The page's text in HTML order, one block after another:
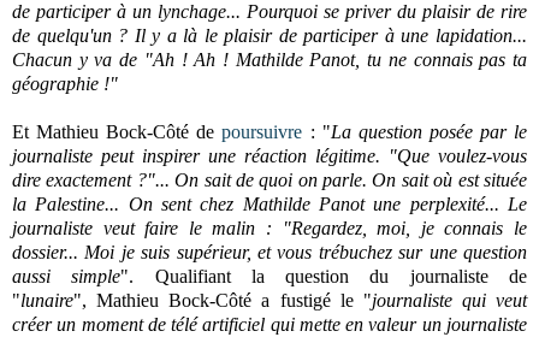
de participer à un lynchage... Pourquoi se priver du plaisir de rire
de quelqu'un ? Il y a là le plaisir de participer à une lapidation...
Chacun y va de "Ah ! Ah ! Mathilde Panot, tu ne connais pas ta
géographie !"
Et Mathieu Bock-Côté depoursuivre : "La question posée par le
journaliste peut inspirer une réaction légitime. "Que voulez-vous
dire exactement ?"... On sait de quoi on parle. On sait où est située
la Palestine... On sent chez Mathilde Panot une perplexité... Le
journaliste veut faire le malin : "Regardez, moi, je connais le
dossier... Moi je suis supérieur, et vous trébuchez sur une question
aussi simple". Qualifiant la question du journaliste de
"lunaire",Mathieu Bock-Côté a fustigé le "journaliste qui veut
créer un moment de télé artificiel qui mette en valeur un journaliste